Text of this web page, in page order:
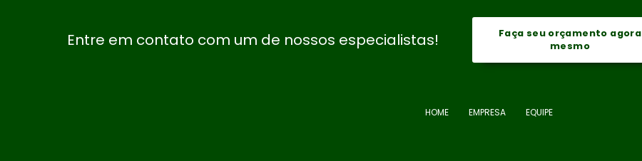
Entre em contato com um de nossos especialistas!
Faça seu orçamento agora
mesmo
HOME EMPRESA EQUIPE